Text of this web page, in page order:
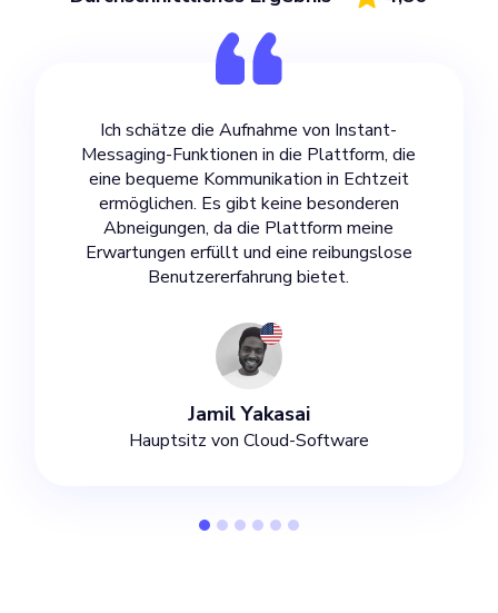
Ich schätze die Aufnahme von Instant-
Messaging-Funktionen in die Plattform, die
eine bequeme Kommunikation in Echtzeit
ermöglichen. Es gibt keine besonderen
Abneigungen, da die Plattform meine
Erwartungen erfüllt und eine reibungslose
Benutzererfahrung bietet.
Jamil Yakasai
Hauptsitz von Cloud-Software